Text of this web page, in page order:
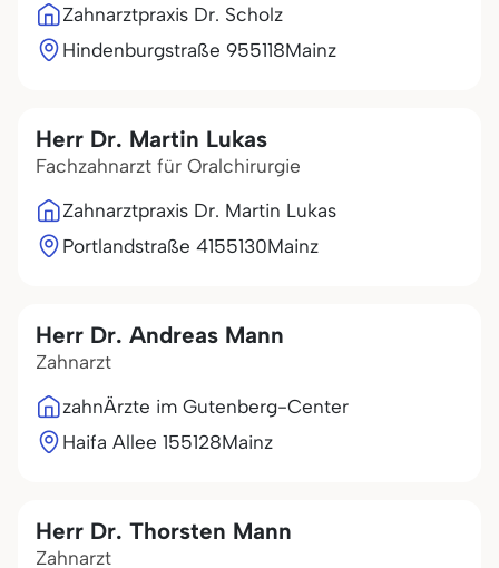
Zahnarztpraxis Dr. Scholz
Hindenburgstraße 955118Mainz
Herr Dr. Martin Lukas
Fachzahnarzt für Oralchirurgie
Zahnarztpraxis Dr. Martin Lukas
Portlandstraße 4155130Mainz
Herr Dr. Andreas Mann
Zahnarzt
zahnÄrzte im Gutenberg-Center
Haifa Allee 155128Mainz
Herr Dr. Thorsten Mann
Zahnarzt